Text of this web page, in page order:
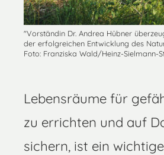
"Vorständin Dr. Andrea Hübner
der erfolgreichen Entwicklung des
Foto: Franziska Wald/Heinz-Sielmann-
Lebensräume für
zu errichten und auf
sichern, ist ein